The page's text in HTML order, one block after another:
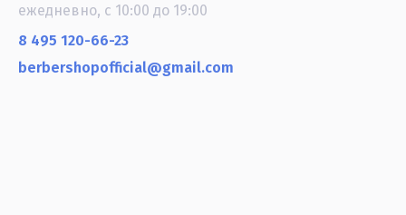
ежедневно, с 10:00 до 19:00
8 495 120-66-23
berbershopofficial@gmail.com